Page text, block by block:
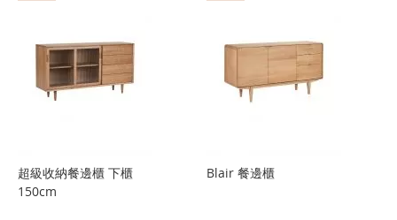
超級收納餐邊櫃 下櫃
150cm
Blair 餐邊櫃